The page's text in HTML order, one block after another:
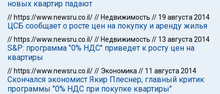
новых квартир падают
// https://www.newsru.co.il/// Недвижимость // 19 августа 2014
ЦСБ сообщает о росте цен на покупку и аренду жилья
// https://www.newsru.co.il/// Недвижимость // 13 августа 2014
S&P: программа "0% НДС" приведет к росту цен на
квартиры
// https://www.newsru.co.il/// Экономика // 11 августа 2014
Скончался экономист Якир Плеснер, главный критик
программы "0% НДС при покупке квартиры"